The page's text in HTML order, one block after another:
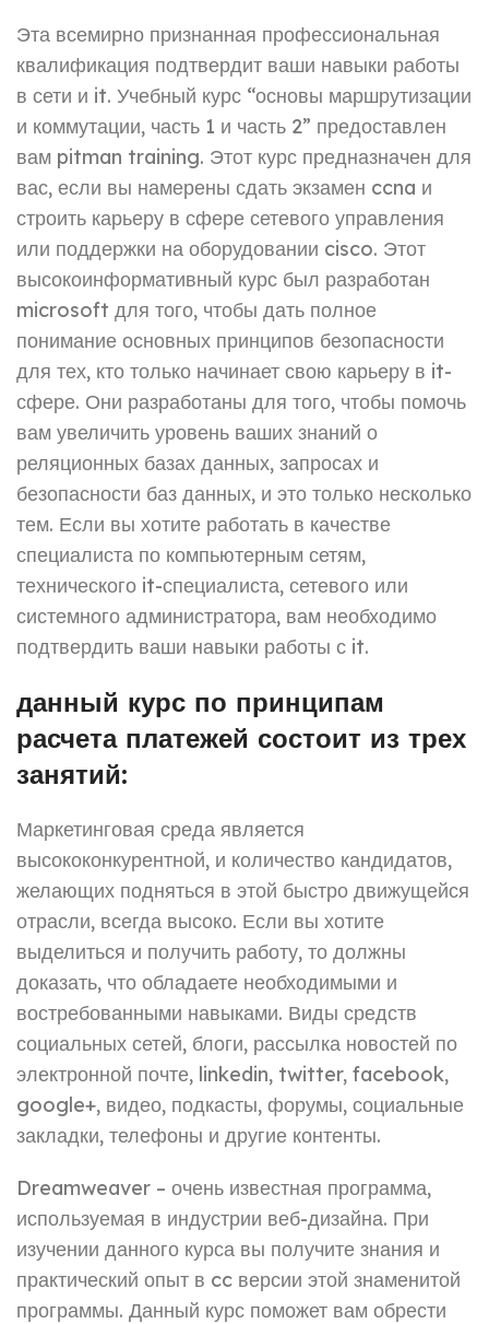
Эта всемирно признанная профессиональная
квалификация подтвердит ваши навыки работы
в сети и it. Учебный курс “основы маршрутизации
и коммутации, часть 1 и часть 2” предоставлен
вам pitman training. Этот курс предназначен для
вас, если вы намерены сдать экзамен ccna и
строить карьеру в сфере сетевого управления
или поддержки на оборудовании cisco. Этот
высокоинформативный курс был разработан
microsoft для того, чтобы дать полное
понимание основных принципов безопасности
для тех, кто только начинает свою карьеру в it-
сфере. Они разработаны для того, чтобы помочь
вам увеличить уровень ваших знаний о
реляционных базах данных, запросах и
безопасности баз данных, и это только несколько
тем. Если вы хотите работать в качестве
специалиста по компьютерным сетям,
технического it-специалиста, сетевого или
системного администратора, вам необходимо
подтвердить ваши навыки работы с it.
данный курс по принципам
расчета платежей состоит из трех
занятий:
Маркетинговая среда является
высококонкурентной, и количество кандидатов,
желающих подняться в этой быстро движущейся
отрасли, всегда высоко. Если вы хотите
выделиться и получить работу, то должны
доказать, что обладаете необходимыми и
востребованными навыками. Виды средств
социальных сетей, блоги, рассылка новостей по
электронной почте, linkedin, twitter, facebook,
google+, видео, подкасты, форумы, социальные
закладки, телефоны и другие контенты.
Dreamweaver – очень известная программа,
используемая в индустрии веб-дизайна. При
изучении данного курса вы получите знания и
практический опыт в cc версии этой знаменитой
программы. Данный курс поможет вам обрести